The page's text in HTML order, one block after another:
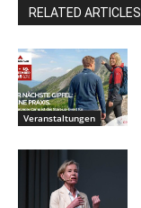
RELATED ARTICLES
Veranstaltungen